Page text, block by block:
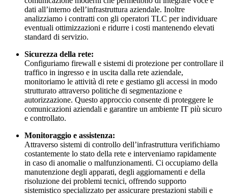
dati all’interno dell’infrastruttura aziendale. Inoltre
analizziamo i contratti con gli operatori TLC per individuare
eventuali ottimizzazioni e ridurre i costi mantenendo elevati
standard di servizio.
Sicurezza della rete​​​​​​​:
Configuriamo firewall e sistemi di protezione per controllare il
traffico in ingresso e in uscita dalla rete aziendale,
monitoriamo le attività di rete e gestiamo gli accessi in modo
strutturato attraverso politiche di segmentazione e
autorizzazione. Questo approccio consente di proteggere le
comunicazioni aziendali e garantire un ambiente IT più sicuro
e controllato.
Monitoraggio e assistenza:
Attraverso sistemi di controllo dell’infrastruttura verifichiamo
costantemente lo stato della rete e interveniamo rapidamente
in caso di anomalie o malfunzionamenti. Ci occupiamo della
manutenzione degli apparati, degli aggiornamenti e della
risoluzione dei problemi tecnici, offrendo supporto
sistemistico specializzato per assicurare prestazioni stabili e